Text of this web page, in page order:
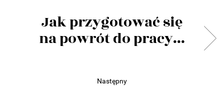
Jak przygotować się
na powrót do pracy...
Następny